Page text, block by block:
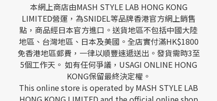
本網上商店由MASH STYLE LAB HONG KONG
LIMITED營運，為SNIDEL等品牌香港官方網上銷售
點，商品經日本官方進口。送貨地區不包括中國大陸
地區、台灣地區、日本及美國。全店實付滿HK$1800
免香港地區郵費，一律以順豐速遞送出。發貨需時3至
5個工作天。 如有任何爭議，USAGI ONLINE HONG
KONG保留最終決定權。
This online store is operated by MASH STYLE LAB